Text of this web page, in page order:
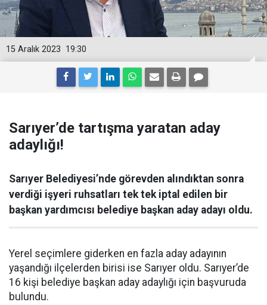
19:30
15 Aralık 2023
Sarıyer’de tartışma yaratan aday
adaylığı!
Sarıyer Belediyesi’nde görevden alındıktan sonra
verdiği işyeri ruhsatları tek tek iptal edilen bir
başkan yardımcısı belediye başkan aday adayı oldu.
Yerel seçimlere giderken en fazla aday adayının
yaşandığı ilçelerden birisi ise Sarıyer oldu. Sarıyer’de
16 kişi belediye başkan aday adaylığı için başvuruda
bulundu.